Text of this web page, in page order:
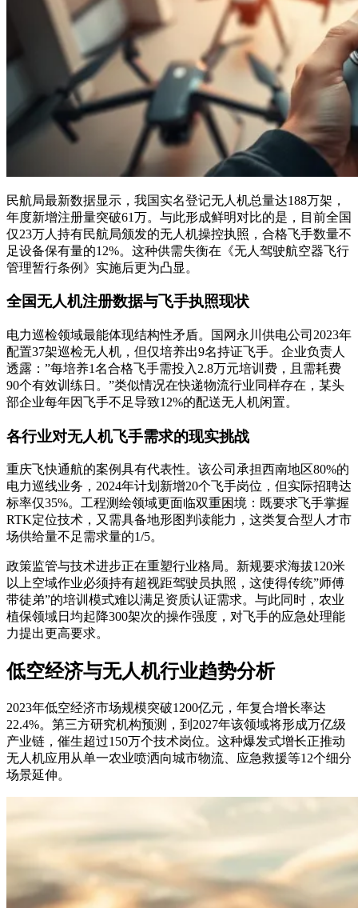
民航局最新数据显示，我国实名登记无人机总量达188万架，
年度新增注册量突破61万。与此形成鲜明对比的是，目前全国
仅23万人持有民航局颁发的无人机操控执照，合格飞手数量不
足设备保有量的12%。这种供需失衡在《无人驾驶航空器飞行
管理暂行条例》实施后更为凸显。
全国无人机注册数据与飞手执照现状
电力巡检领域最能体现结构性矛盾。国网永川供电公司2023年
配置37架巡检无人机，但仅培养出9名持证飞手。企业负责人
透露：”每培养1名合格飞手需投入2.8万元培训费，且需耗费
90个有效训练日。”类似情况在快递物流行业同样存在，某头
部企业每年因飞手不足导致12%的配送无人机闲置。
各行业对无人机飞手需求的现实挑战
重庆飞快通航的案例具有代表性。该公司承担西南地区80%的
电力巡线业务，2024年计划新增20个飞手岗位，但实际招聘达
标率仅35%。工程测绘领域更面临双重困境：既要求飞手掌握
RTK定位技术，又需具备地形图判读能力，这类复合型人才市
场供给量不足需求量的1/5。
政策监管与技术进步正在重塑行业格局。新规要求海拔120米
以上空域作业必须持有超视距驾驶员执照，这使得传统”师傅
带徒弟”的培训模式难以满足资质认证需求。与此同时，农业
植保领域日均起降300架次的操作强度，对飞手的应急处理能
力提出更高要求。
低空经济与无人机行业趋势分析
2023年低空经济市场规模突破1200亿元，年复合增长率达
22.4%。第三方研究机构预测，到2027年该领域将形成万亿级
产业链，催生超过150万个技术岗位。这种爆发式增长正推动
无人机应用从单一农业喷洒向城市物流、应急救援等12个细分
场景延伸。